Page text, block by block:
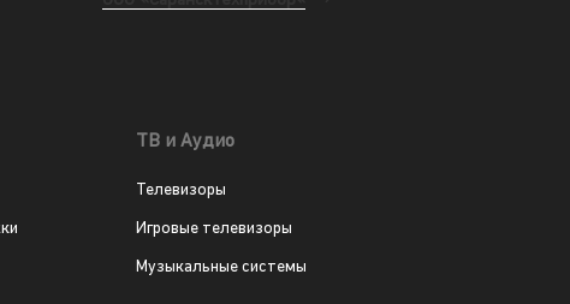
ТВ и Аудио
Телевизоры
Игровые телевизоры
Музыкальные системы